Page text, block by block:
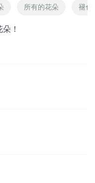
所有的花朵 褪色
！